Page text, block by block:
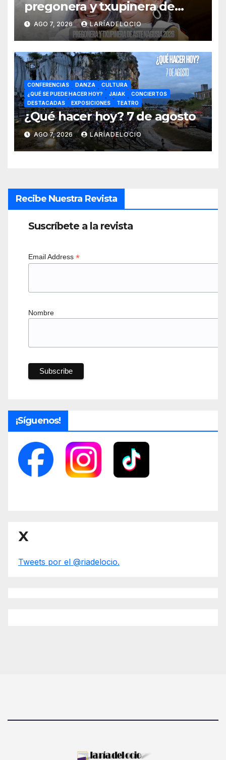
pregonera y txupinera de
Aste Nagusia 2026
AGO 7, 2026 LARÍADELOCIO
CONFERENCIAS DANZA
CULTURA
¿QUÉ SE PUEDE HACER HOY?
JAIAK
CONCIERTOS
DESTACADAS
EXPOSICIONES TEATRO
¿Qué hacer hoy? 7 de agosto
AGO 7, 2026 LARÍADELOCIO
Recibe Nuestra Revista
Suscríbete a la revista
Email Address *
Nombre
¡Síguenos!
X
Tweets por el @riadelocio.